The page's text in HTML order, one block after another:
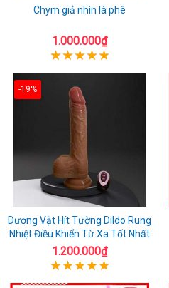
Chym giả nhìn là phê
1.000.000₫
-19%
Dương Vật Hít Tường Dildo Rung
Nhiệt Điều Khiển Từ Xa Tốt Nhất
1.200.000₫